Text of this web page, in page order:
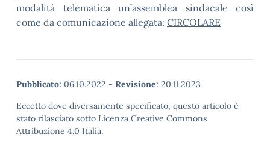
modalità telematica un’assemblea sindacale così
come da comunicazione allegata: CIRCOLARE
Pubblicato: 06.10.2022 - Revisione: 20.11.2023
Eccetto dove diversamente specificato, questo articolo è
stato rilasciato sotto Licenza Creative Commons
Attribuzione 4.0 Italia.